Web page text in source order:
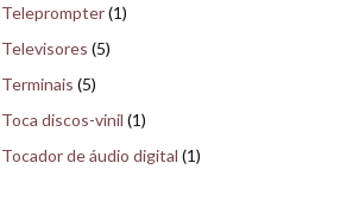
Teleprompter(1)
Televisores (5)
Terminais (5)
Toca discos-vinil (1)
Tocador de áudio digital (1)